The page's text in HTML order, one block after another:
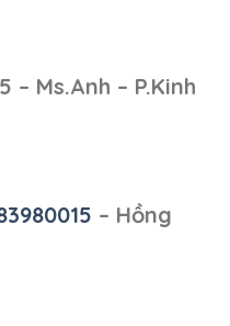
– Ms.Anh – P.Kinh
– Hồng